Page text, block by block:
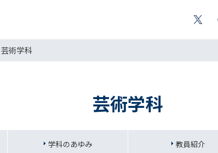
芸術学科
芸術学科
学科のあゆみ 教員紹介